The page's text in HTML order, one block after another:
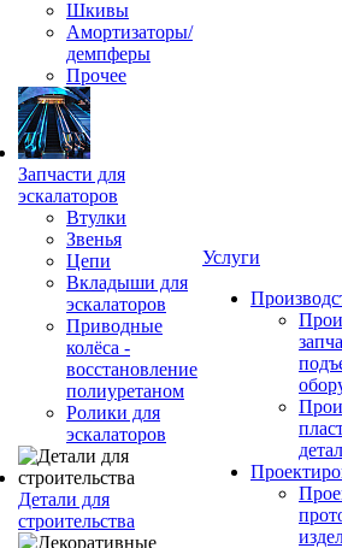
Шкивы
Амортизаторы/
демпферы
Прочее
Запчасти для
эскалаторов
Втулки
Звенья
Цепи
Вкладыши для
эскалаторов
Приводные
колёса -
восстановление
полиуретаном
Ролики для
эскалаторов
Детали для
строительства
Услуги